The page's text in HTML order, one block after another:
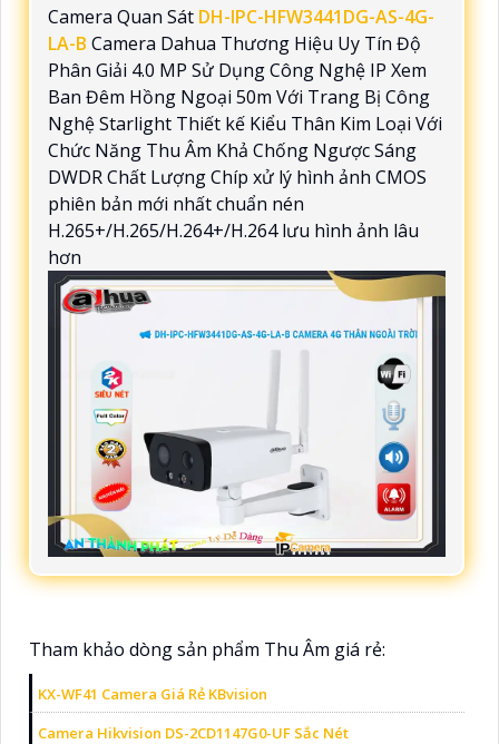
Camera Quan Sát DH-IPC-HFW3441DG-AS-4G-
LA-B Camera Dahua Thương Hiệu Uy Tín Độ
Phân Giải 4.0 MP Sử Dụng Công Nghệ IP Xem
Ban Đêm Hồng Ngoại 50m Với Trang Bị Công
Nghệ Starlight Thiết kế Kiểu Thân Kim Loại Với
Chức Năng Thu Âm Khả Chống Ngược Sáng
DWDR Chất Lượng Chíp xử lý hình ảnh CMOS
phiên bản mới nhất chuẩn nén
H.265+/H.265/H.264+/H.264 lưu hình ảnh lâu
hơn
Tham khảo dòng sản phẩm Thu Âm giá rẻ:
KX-WF41 Camera Giá Rẻ KBvision
Camera Hikvision DS-2CD1147G0-UF Sắc Nét